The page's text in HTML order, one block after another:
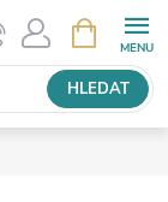
HLEDAT
NÁKUPNÍ
KOŠÍK